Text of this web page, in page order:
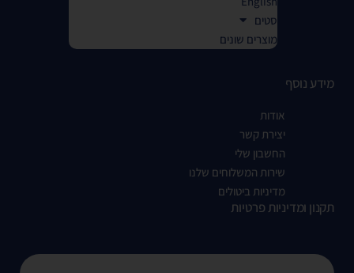
סטים
מוצרים שונים
מידע נוסף
אודות
יצירת קשר
החשבון שלי
שירות המשלוחים שלנו
מדיניות ביטולים
תקנון ומדיניות פרטיות